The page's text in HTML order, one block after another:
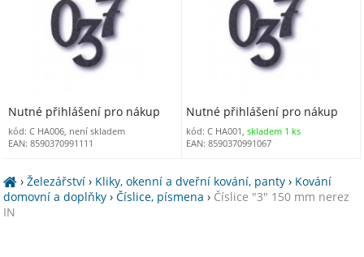
Nutné přihlášení pro nákup
kód: C HA006, není skladem
EAN: 8590370991111
Nutné přihlášení pro nákup
kód: C HA001,skladem 1 ks
EAN: 8590370991067
›Železářství › Kliky, okenní a dveřní kování, panty › Kování
domovní a doplňky ›Číslice, písmena › Číslice "3" 150 mm nerez
IN